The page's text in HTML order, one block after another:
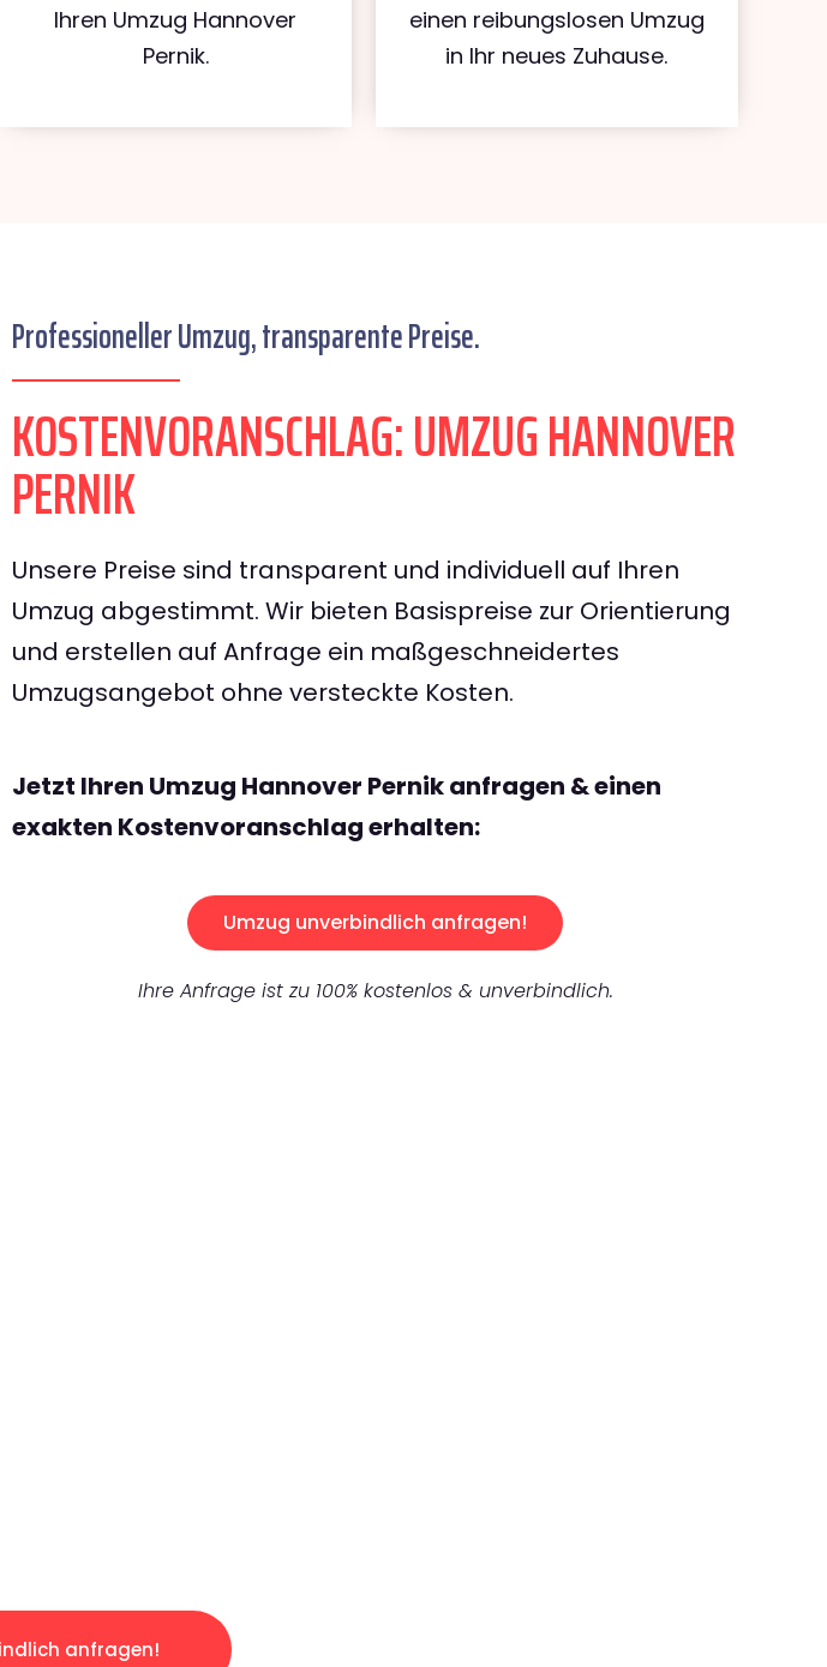
Ihren Umzug Hannover
Pernik.
einen reibungslosen Umzug
in Ihr neues Zuhause.
Professioneller Umzug, transparente Preise.
KOSTENVORANSCHLAG: UMZUG HANNOVER
PERNIK
Unsere Preise sind transparent und individuell auf Ihren
Umzug abgestimmt. Wir bieten Basispreise zur Orientierung
und erstellen auf Anfrage ein maßgeschneidertes
Umzugsangebot ohne versteckte Kosten.
Jetzt Ihren Umzug Hannover Pernik anfragen & einen
exakten Kostenvoranschlag erhalten:
Umzug unverbindlich anfragen!
Ihre Anfrage ist zu 100% kostenlos & unverbindlich.
anfragen!